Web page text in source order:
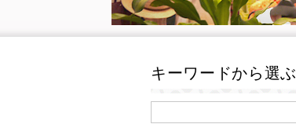
キーワードから選ぶ